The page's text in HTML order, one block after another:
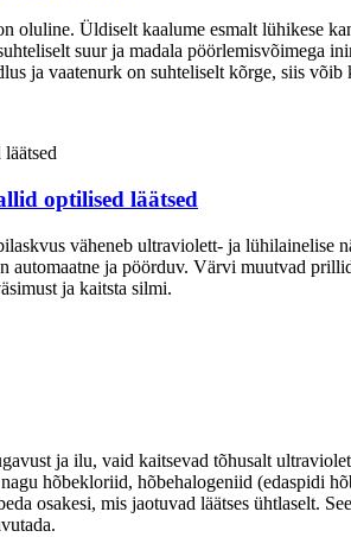
Üldiselt kaalume esmalt lühikese
suur ja madala pöörlemisvõimega
ja vaatenurk on suhteliselt kõrge, siis võib
optilised läätsed
väheneb ultraviolett- ja lühilainelise
automaatne ja pöörduv. Värvi muutvad
ja kaitsta silmi.
ja ilu, vaid kaitsevad tõhusalt
hõbekloriid, hõbehalogeniid
osakesi, mis jaotuvad läätses ühtlaselt.